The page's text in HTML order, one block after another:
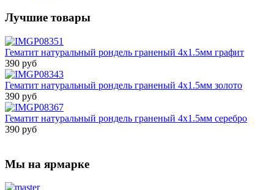
Лучшие товары
Гематит натуральный рондель граненый 4х1.5мм графит
390 руб
Гематит натуральный рондель граненый 4х1.5мм золото
390 руб
Гематит натуральный рондель граненый 4х1.5мм серебро
390 руб
Мы на ярмарке